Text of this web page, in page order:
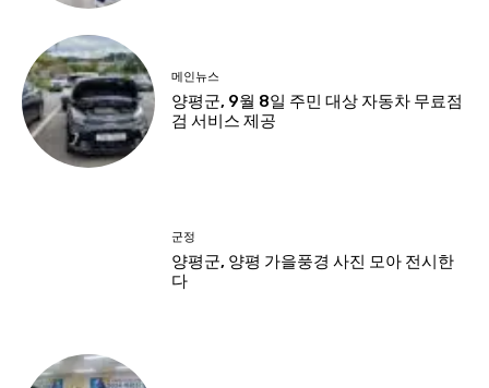
메인뉴스
양평군, 9월 8일 주민 대상 자동차 무료점
검 서비스 제공
군정
양평군, 양평 가을풍경 사진 모아 전시한
다